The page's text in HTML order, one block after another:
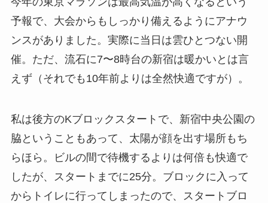
予報で、大会からもしっかり備えるようにアナウ
ンスがありました。実際に当日は雲ひとつない開
催。ただ、流石に7〜8時台の新宿は暖かいとは言
えず（それでも10年前よりは全然快適ですが）。
私は後方のKブロックスタートで、新宿中央公園の
脇ということもあって、太陽が顔を出す場所もち
らほら。ビルの間で待機するよりは何倍も快適で
したが、スタートまでに25分。ブロックに入って
からトイレに行ってしまったので、スタートブロ